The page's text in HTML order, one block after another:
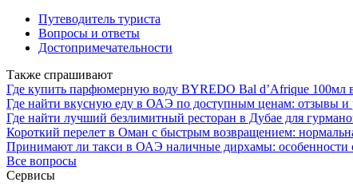
Путеводитель туриста
Вопросы и ответы
Достопримечательности
Также спрашивают
Где купить парфюмерную воду BYREDO Bal d’Afrique 100мл
Где найти вкусную еду в ОАЭ по доступным ценам: отзывы и
Где найти лучший безлимитный ресторан в Дубае для
Короткий перелет в Оман с быстрым возвращением:
Принимают ли такси в ОАЭ наличные дирхамы: особенности
Все вопросы
Сервисы